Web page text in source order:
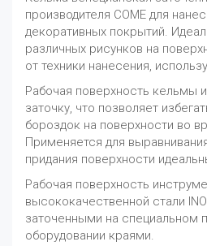
производителя COME для
декоративных покрытий.
различных рисунков на
от техники нанесения,
Рабочая поверхность кельмы
заточку, что позволяет
бороздок на поверхности во
Применяется для
придания поверхности
Рабочая поверхность
высококачественной стали
заточенными на специальном
оборудовании краями.